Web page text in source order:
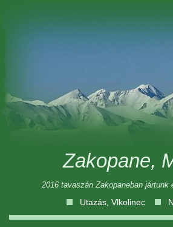
Zakopane,
2016 tavaszán Zakopaneban
Utazás, Vlkolinec